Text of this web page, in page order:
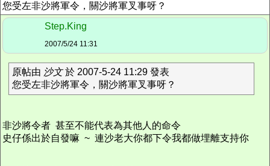
您受左非沙將軍令，關沙將軍叉事呀？
Step.King
2007/5/24 11:31
原帖由 沙文於 2007-5-24 11:29 發表
您受左非沙將軍令，關沙將軍叉事呀？
非沙將令者 甚至不能代表為其他人的命令
史仔係出於自發嘛 ~ 連沙老大你都下令我都做埋離支持你